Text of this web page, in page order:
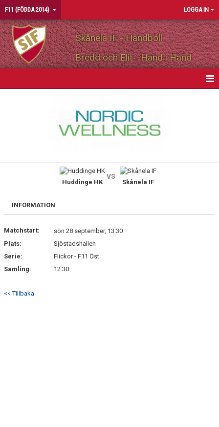
F11 (FÖDDA 2014) LOGGA IN
Skånela IF - Handboll
Bredd och Elit - Hand i Hand
BILDGALLERI
KONTAKT
Huddinge HK
vs
Skånela IF
INFORMATION
Matchstart:
sön 28 september, 13:30
Plats:
Sjöstadshallen
Serie:
Flickor - F11 Öst
Samling:
12:30
<< Tillbaka